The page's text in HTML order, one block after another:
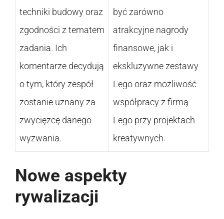
techniki budowy oraz
zgodności z tematem
zadania. Ich
komentarze decydują
o tym, który zespół
zostanie uznany za
zwycięzcę danego
wyzwania.
być zarówno
atrakcyjne nagrody
finansowe, jak i
ekskluzywne zestawy
Lego oraz możliwość
współpracy z firmą
Lego przy projektach
kreatywnych.
Nowe aspekty
rywalizacji